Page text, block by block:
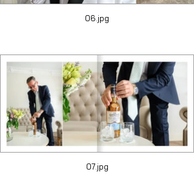
06.jpg
07.jpg